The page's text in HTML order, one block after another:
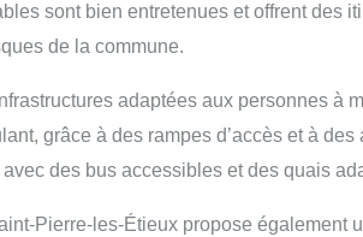
sont bien entretenues et offrent des
de la commune.
adaptées aux personnes à
grâce à des rampes d’accès et à
des bus accessibles et des quais
Pierre-les-Étieux propose également